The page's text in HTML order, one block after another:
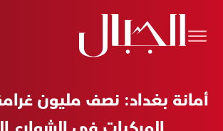
أمانة بغداد: نصف مليون